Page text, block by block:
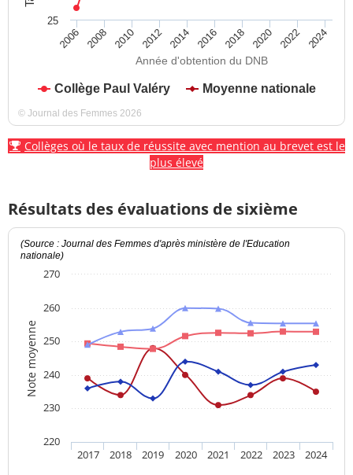
Année d'obtention du DNB
Collège Paul Valéry Moyenne nationale
2006 2008 2010 2012 2014 2016 2018 2020 2022 2024
25
© Journal des Femmes 2026
Collèges où le taux de réussite avec mention au brevet est le
plus élevé
Résultats des évaluations de sixième
Note moyenne
(Source : Journal des Femmes d'après ministère de l'Education
nationale)
2017 2018 2019 2020 2021 2022 2023 2024
220
230
240
250
260
270